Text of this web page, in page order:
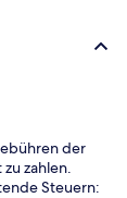
der
zahlen.
Steuern: